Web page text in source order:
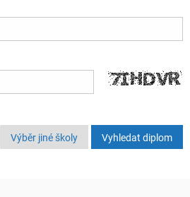
Výběr jiné školy